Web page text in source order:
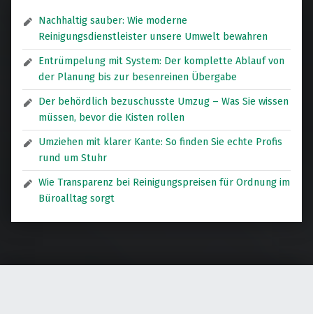
Nachhaltig sauber: Wie moderne
Reinigungsdienstleister unsere Umwelt bewahren
Entrümpelung mit System: Der komplette Ablauf von
der Planung bis zur besenreinen Übergabe
Der behördlich bezuschusste Umzug – Was Sie wissen
müssen, bevor die Kisten rollen
Umziehen mit klarer Kante: So finden Sie echte Profis
rund um Stuhr
Wie Transparenz bei Reinigungspreisen für Ordnung im
Büroalltag sorgt